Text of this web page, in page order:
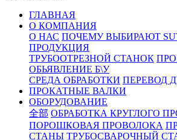
ГЛАВНАЯ
О КОМПАНИЯ
О НАС ПОЧЕМУ ВЫБИРАЮТ
ПРОДУКЦИЯ
ТРУБООТРЕЗНОЙ СТАНОК
ОБЬЯВЛЕНИЕ Б\У
СРЕДА ОБРАБОТКИ ПЕРЕВОД
ПРОКАТНЫЕ ВАЛКИ
ОБОРУДОВАНИЕ
全部 ОБРАБОТКА КРУГЛОГО
ПОРОШКОВАЯ ПРОВОЛОКА
СТАНЫ ТРУБОСВАРОЧНЫЙ